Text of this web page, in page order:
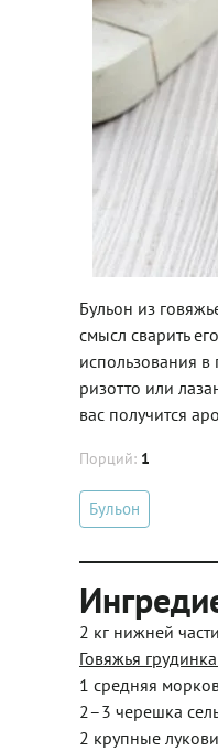
Бульон из
смысл сварить
использования в
ризотто или
вас получится
Порций: 1
Бульон
2 кг нижней
Говяжья грудинка
1 средняя
2–3 черешка
2 крупные